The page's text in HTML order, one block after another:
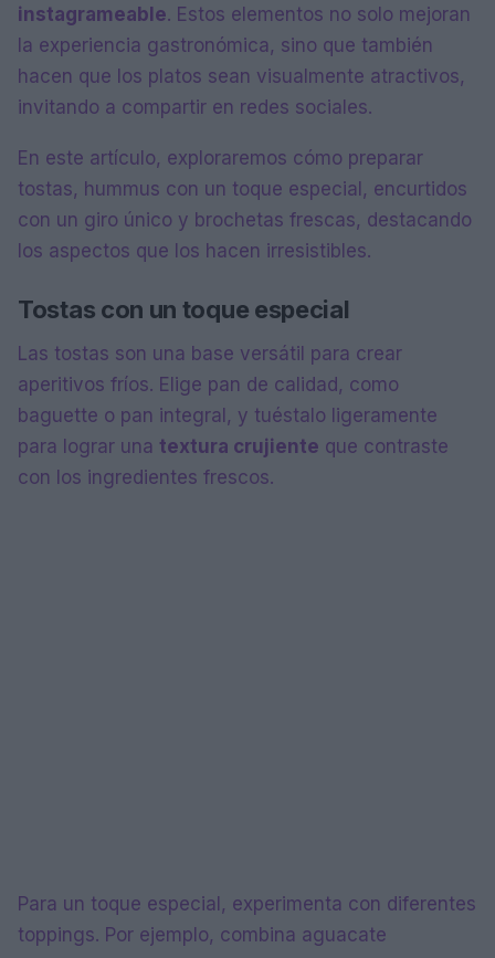
instagrameable. Estos elementos no solo mejoran
la experiencia gastronómica, sino que también
hacen que los platos sean visualmente atractivos,
invitando a compartir en redes sociales.
En este artículo, exploraremos cómo preparar
tostas, hummus con un toque especial, encurtidos
con un giro único y brochetas frescas, destacando
los aspectos que los hacen irresistibles.
Tostas con un toque especial
Las tostas son una base versátil para crear
aperitivos fríos. Elige pan de calidad, como
baguette o pan integral, y tuéstalo ligeramente
para lograr una textura crujiente que contraste
con los ingredientes frescos.
Para un toque especial, experimenta con diferentes
toppings. Por ejemplo, combina aguacate